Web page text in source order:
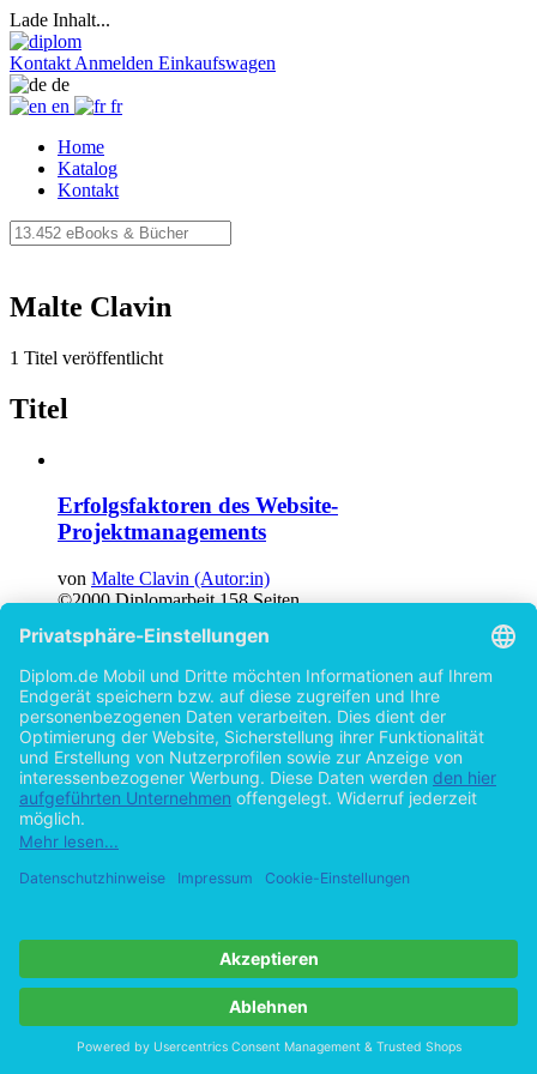
Lade Inhalt...
Kontakt Anmelden Einkaufswagen
de
en
fr
Home
Katalog
Kontakt
Malte Clavin
1 Titel veröffentlicht
Titel
Erfolgsfaktoren des Website-
Projektmanagements
von Malte Clavin (Autor:in)
©2000 Diplomarbeit 158 Seiten
Hilfe/FAQ
Datenschutz
AGB
Vertrag widerrufen
Zur Desktop-Version
Copyright ©Imprint in der Bedey & Thoms Media GmbH powered
byOpen Publishing
Cookie-Einstellungen